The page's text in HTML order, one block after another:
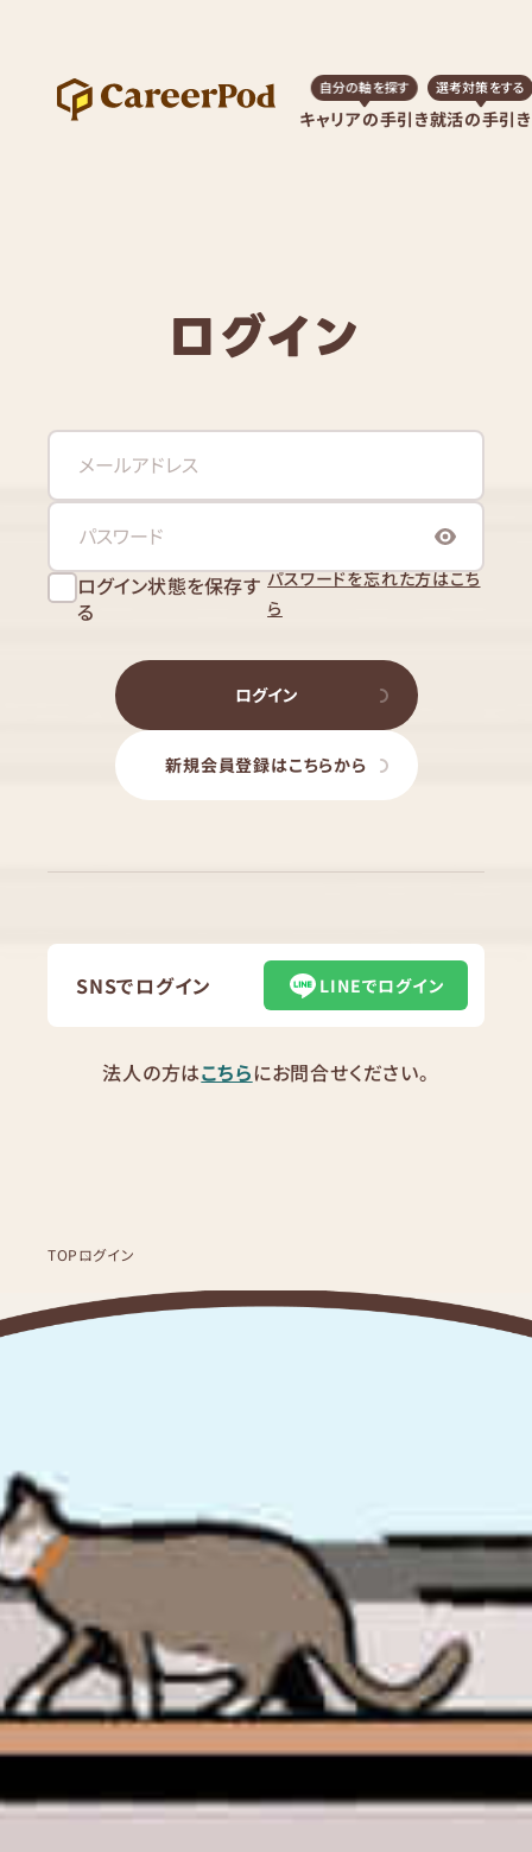
キャリアの手引き
自分の軸を探す
就活の手引き
選考対策をする
ログイン
ログイン状態を保存す
る
パスワードを忘れた方はこち
ら
ログイン
新規会員登録はこちらから
SNSでログイン LINEでログイン
法人の方はこちらにお問合せください。
TOPログイン